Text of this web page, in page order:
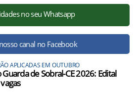
no seu Whatsapp
canal no Facebook
APLICADAS EM OUTUBRO
de Sobral-CE 2026: Edital